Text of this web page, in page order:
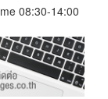
08:30-14:00